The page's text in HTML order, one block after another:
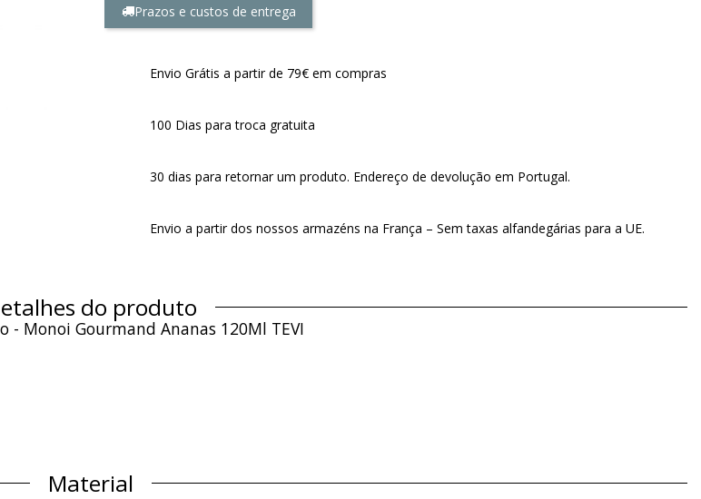
Prazos e custos de entrega
Envio Grátis a partir de 79€ em compras
100 Dias para troca gratuita
30 dias para retornar um produto. Endereço de devolução em Portugal.
Envio a partir dos nossos armazéns na França – Sem taxas alfandegárias para a UE.
do produto
Monoi Gourmand Ananas 120Ml TEVI
Material